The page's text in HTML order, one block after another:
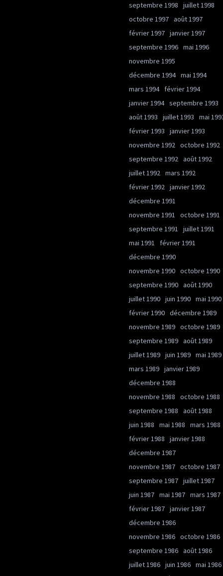
septembre 1998
juillet 1998
octobre 1997 août 1997
février 1997 janvier 1997
septembre 1996 mai 1996
novembre 1995
décembre 1994 mai 1994
mars 1994
février 1994
janvier 1994 septembre 1993
août 1993
juillet 1993
mai
février 1993
janvier 1993
novembre 1992 octobre 1992
septembre 1992 août 1992
juillet 1992 mars 1992
février 1992 janvier 1992
décembre 1991
novembre 1991
octobre 1991
septembre 1991
juillet 1991
mai 1991
février 1991
décembre 1990
novembre 1990 octobre 1990
septembre 1990 août 1990
juillet 1990 juin 1990 mai 1990
février 1990 décembre 1989
novembre 1989 octobre 1989
septembre 1989 août 1989
juillet 1989 juin 1989 mai 1989
mars 1989 janvier 1989
décembre 1988
novembre 1988
octobre 1988
septembre 1988
août 1988
juin 1988
mai 1988
mars 1988
février 1988
janvier 1988
décembre 1987
novembre 1987 octobre 1987
septembre 1987 juillet 1987
juin 1987 mai 1987 mars 1987
février 1987 janvier 1987
décembre 1986
novembre 1986 octobre 1986
septembre 1986 août 1986
juillet 1986 juin 1986 mai 1986